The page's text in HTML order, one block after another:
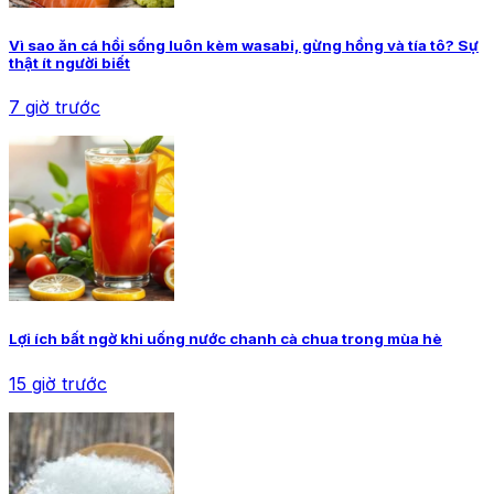
Vì sao ăn cá hồi sống luôn kèm wasabi, gừng hồng và tía tô? Sự
thật ít người biết
7 giờ trước
Lợi ích bất ngờ khi uống nước chanh cà chua trong mùa hè
15 giờ trước